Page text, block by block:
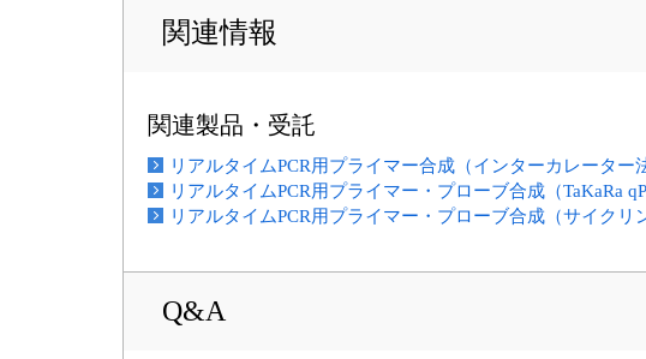
関連情報
関連製品・受託
リアルタイムPCR用プライマー合成（インターカレーター
リアルタイムPCR用プライマー・プローブ合成（TaKaRa
リアルタイムPCR用プライマー・プローブ合成（サイクリ
Q&A